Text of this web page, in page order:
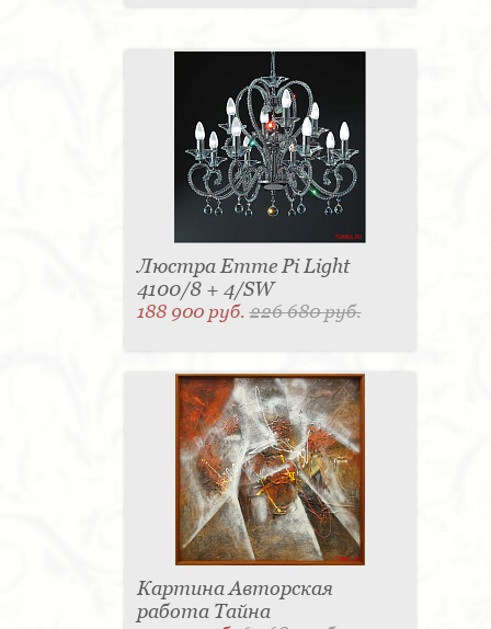
Люстра Emme Pi Light
4100/8 + 4/SW
188 900 руб.226 680 руб.
Картина Авторская
работа Тайна